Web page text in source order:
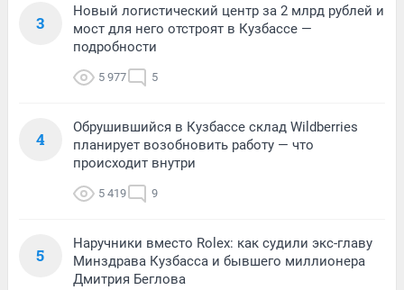
3
Новый логистический центр за 2 млрд рублей и
мост для него отстроят в Кузбассе —
подробности
5 977 5
4
Обрушившийся в Кузбассе склад Wildberries
планирует возобновить работу — что
происходит внутри
5 419 9
5
Наручники вместо Rolex: как судили экс-главу
Минздрава Кузбасса и бывшего миллионера
Дмитрия Беглова